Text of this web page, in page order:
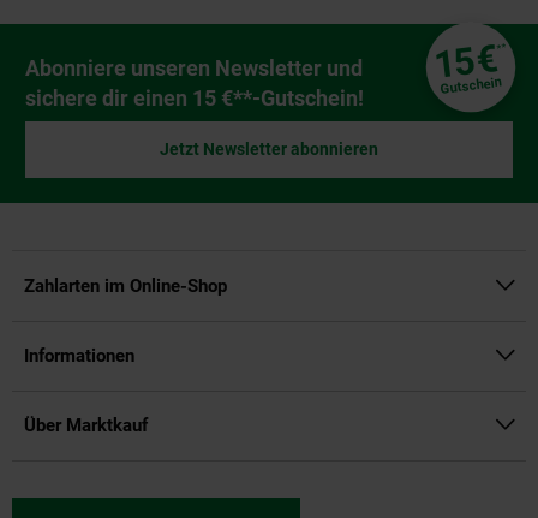
Newsletter Anmeldung
Abonniere unseren Newsletter und
sichere dir einen 15 €**-Gutschein!
15€**
Gutschein
Jetzt Newsletter abonnieren
Zahlarten im Online-Shop
Informationen
Über Marktkauf